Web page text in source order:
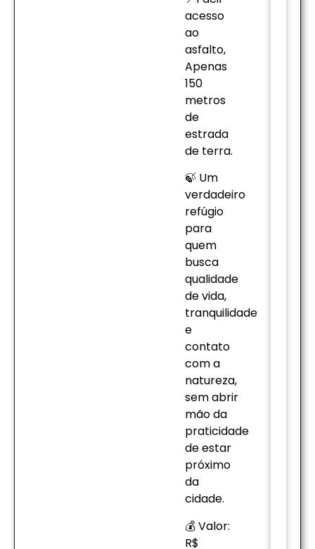
acesso
ao
asfalto,
Apenas
150
metros
de
estrada
de terra.
🍃 Um
verdadeiro
refúgio
para
quem
busca
qualidade
de vida,
tranquilidade
e
contato
com a
natureza,
sem abrir
mão da
praticidade
de estar
próximo
da
cidade.
💰 Valor:
R$